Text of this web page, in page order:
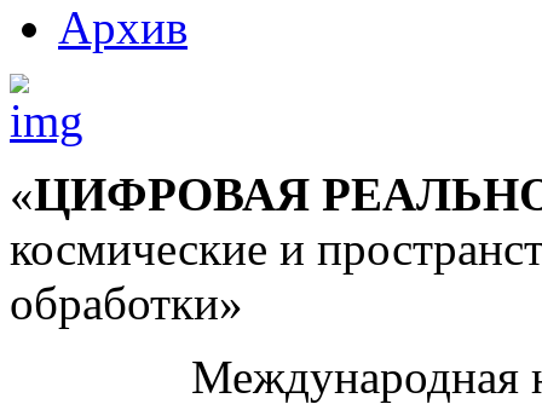
Архив
«ЦИФРОВАЯ
космические и
обработки»
Международная